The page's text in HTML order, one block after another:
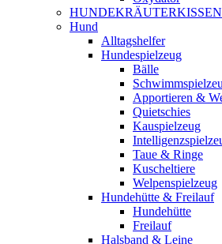
HUNDEKRÄUTERKISSEN
Hund
Alltagshelfer
Hundespielzeug
Bälle
Apportieren &
Quietschies
Kauspielzeug
Taue & Ringe
Kuscheltiere
Welpenspielzeug
Hundehütte & Freilauf
Hundehütte
Freilauf
Halsband & Leine